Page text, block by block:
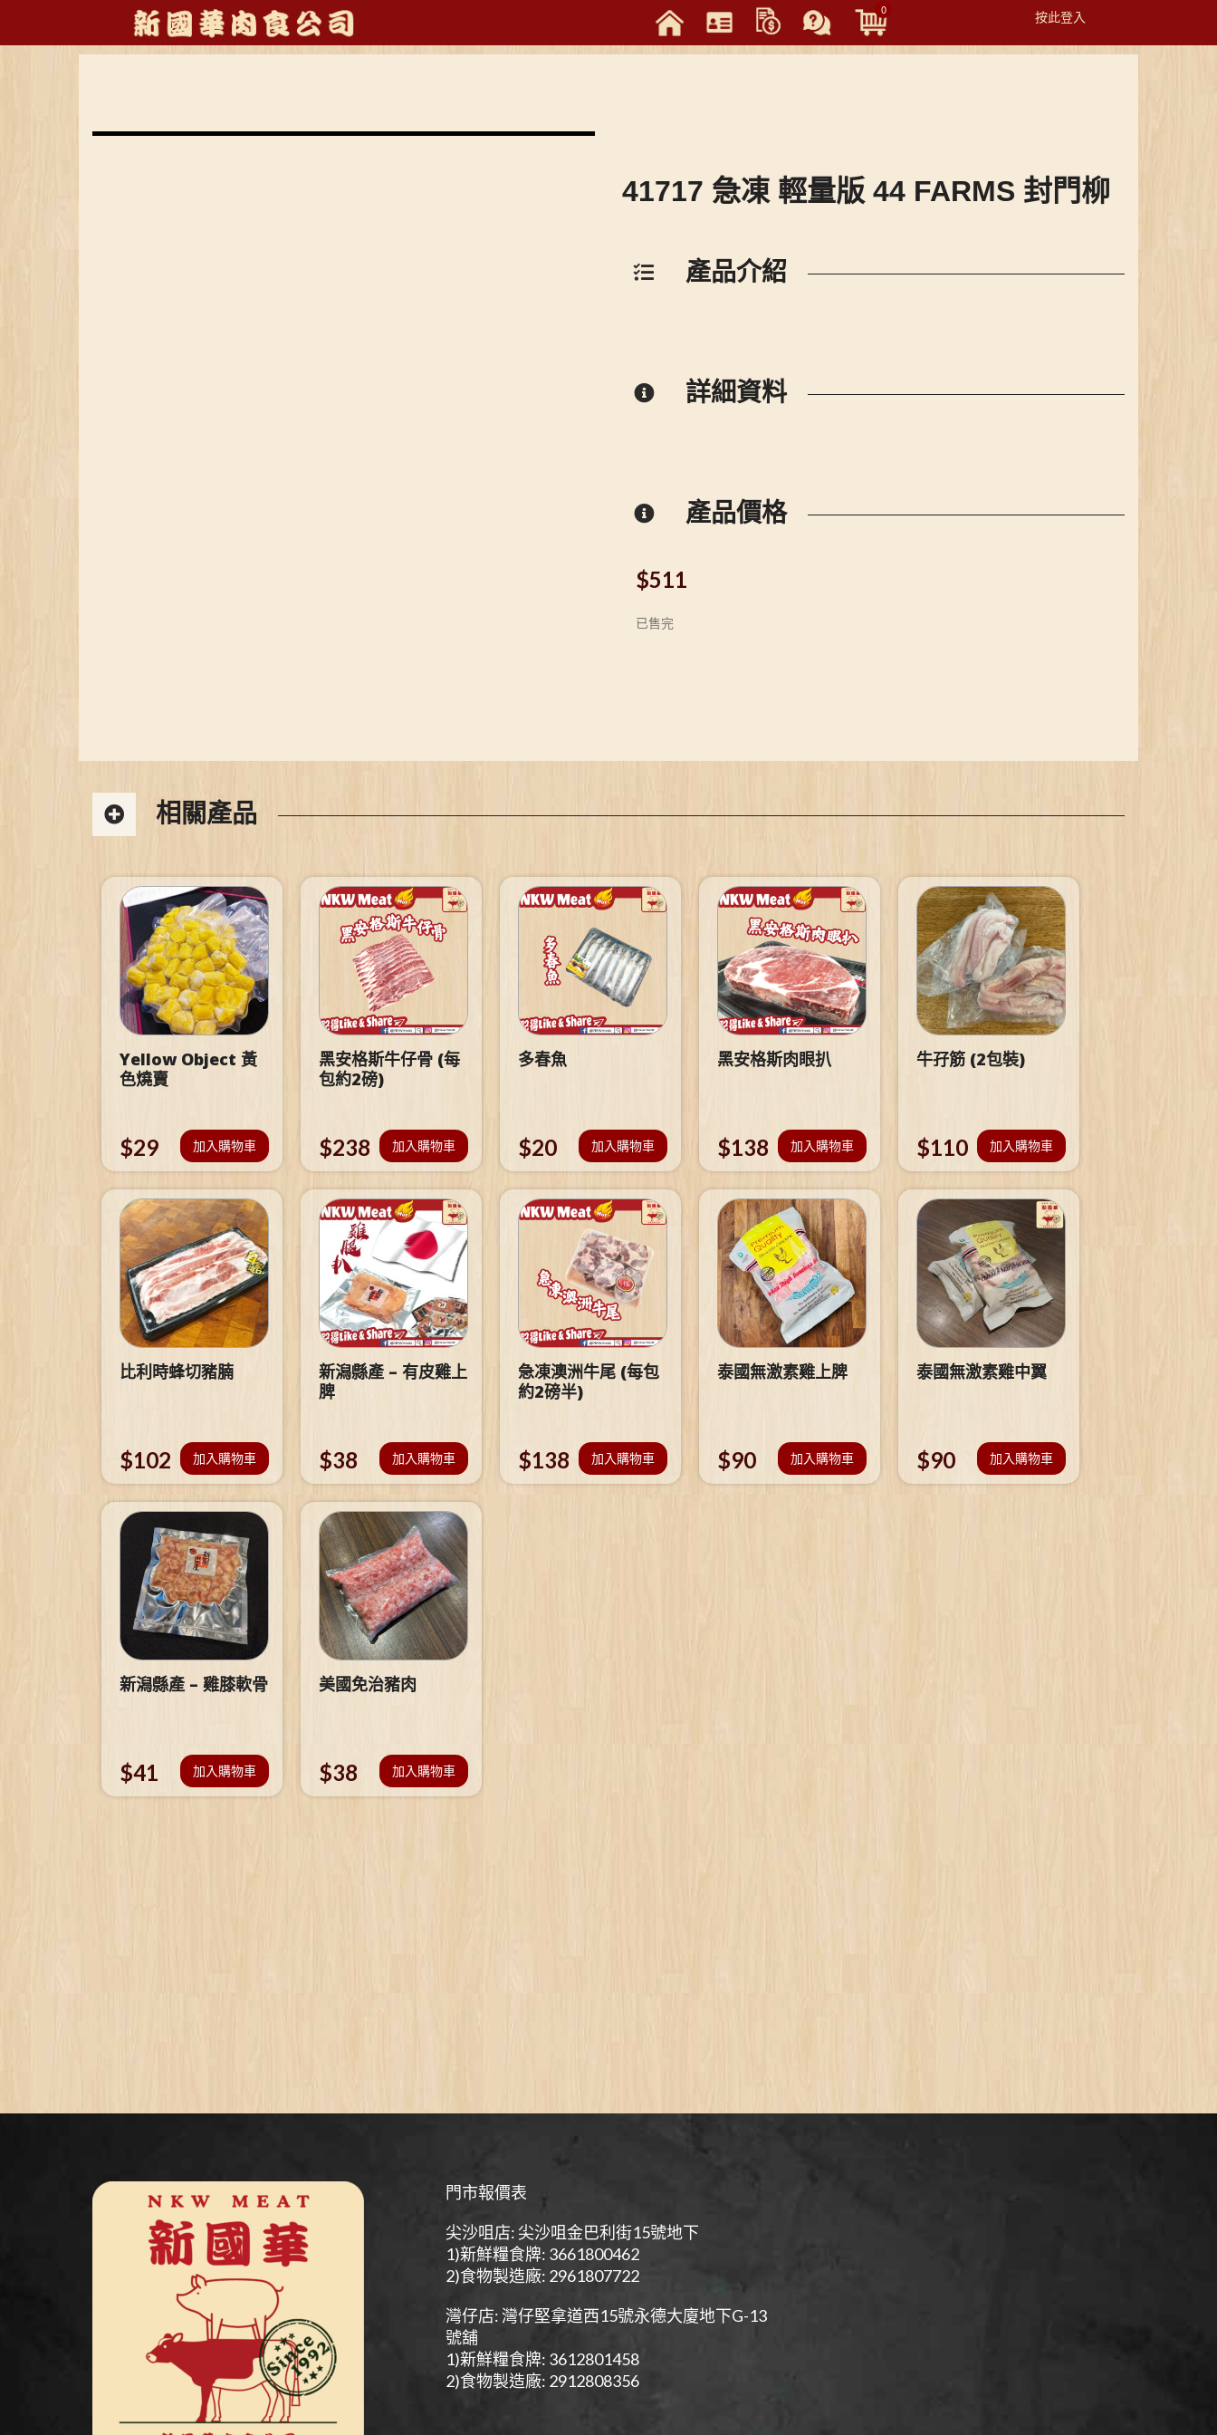
0 按此登入
Toggle
41717 急凍 輕量版 44 FARMS 封門柳
產品介紹
詳細資料
產品價格
$511
已售完
相關產品
Yellow Object 黃
色燒賣
$29 加入購物車
黑安格斯牛仔骨 (每
包約2磅)
$238 加入購物車
多春魚
$20 加入購物車
黑安格斯肉眼扒
$138 加入購物車
牛孖筋 (2包裝)
$110 加入購物車
比利時蜂切豬腩
$102 加入購物車
新潟縣產 – 有皮雞上
脾
$38 加入購物車
急凍澳洲牛尾 (每包
約2磅半)
$138 加入購物車
泰國無激素雞上脾
$90 加入購物車
泰國無激素雞中翼
$90 加入購物車
新潟縣產 – 雞膝軟骨
$41 加入購物車
美國免治豬肉
$38 加入購物車
門市報價表
尖沙咀店: 尖沙咀金巴利街15號地下
1)新鮮糧食牌: 3661800462
2)食物製造廠: 2961807722
灣仔店: 灣仔堅拿道西15號永德大廈地下G-13
號舖
1)新鮮糧食牌: 3612801458
2)食物製造廠: 2912808356